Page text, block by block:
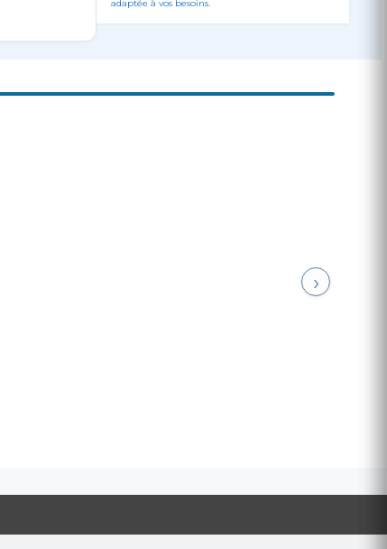
adaptée à vos besoins.
›